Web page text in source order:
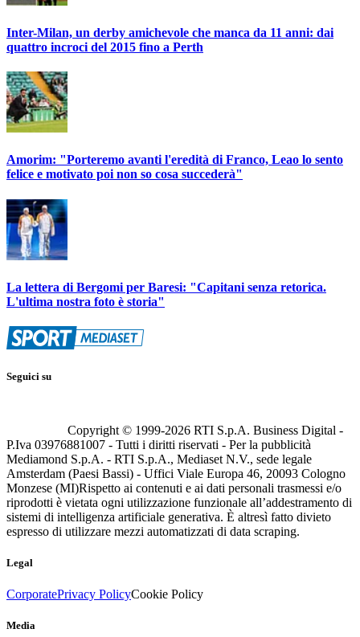
Inter-Milan, un derby amichevole che manca da 11 anni: dai
quattro incroci del 2015 fino a Perth
Amorim: "Porteremo avanti l'eredità di Franco, Leao lo sento
felice e motivato poi non so cosa succederà"
La lettera di Bergomi per Baresi: "Capitani senza retorica.
L'ultima nostra foto è storia"
Seguici su
Copyright © 1999-2026 RTI S.p.A. Business Digital -
P.Iva 03976881007 - Tutti i diritti riservati - Per la pubblicità
Mediamond S.p.A. - RTI S.p.A., Mediaset N.V., sede legale
Amsterdam (Paesi Bassi) - Uffici Viale Europa 46, 20093 Cologno
Monzese (MI)Rispetto ai contenuti e ai dati personali trasmessi e/o
riprodotti è vietata ogni utilizzazione funzionale all’addestramento di
sistemi di intelligenza artificiale generativa. È altresì fatto divieto
espresso di utilizzare mezzi automatizzati di data scraping.
Legal
CorporatePrivacy PolicyCookie Policy
Media